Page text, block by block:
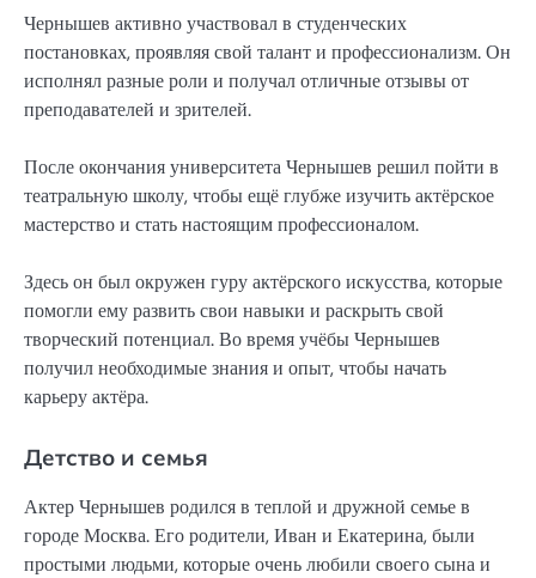
Чернышев активно участвовал в студенческих
постановках, проявляя свой талант и профессионализм. Он
исполнял разные роли и получал отличные отзывы от
преподавателей и зрителей.
После окончания университета Чернышев решил пойти в
театральную школу, чтобы ещё глубже изучить актёрское
мастерство и стать настоящим профессионалом.
Здесь он был окружен гуру актёрского искусства, которые
помогли ему развить свои навыки и раскрыть свой
творческий потенциал. Во время учёбы Чернышев
получил необходимые знания и опыт, чтобы начать
карьеру актёра.
Детство и семья
Актер Чернышев родился в теплой и дружной семье в
городе Москва. Его родители, Иван и Екатерина, были
простыми людьми, которые очень любили своего сына и